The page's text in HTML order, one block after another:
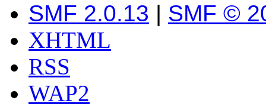
SMF 2.0.13 | SMF ©
XHTML
RSS
WAP2